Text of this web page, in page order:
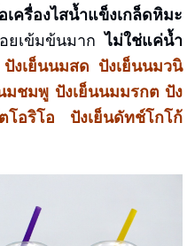
เครื่องไสน้ำแข็งเกล็ดหิมะ
อยเข้มข้นมากไม่ใช่แค่น้ำ
ปังเย็นนมสด ปังเย็นนมวนิ
มชมพู ปังเย็นนมมรกต ปัง
โอริโอ ปังเย็นดัทช์โกโก้